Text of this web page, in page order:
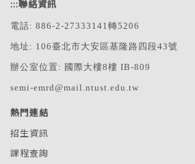
:::聯絡資訊
電話: 886-2-27333141轉5206
地址: 106臺北市大安區基隆路四段43號
辦公室位置: 國際大樓8樓 IB-809
semi-emrd@mail.ntust.edu.tw
熱門連結
招生資訊
課程查詢